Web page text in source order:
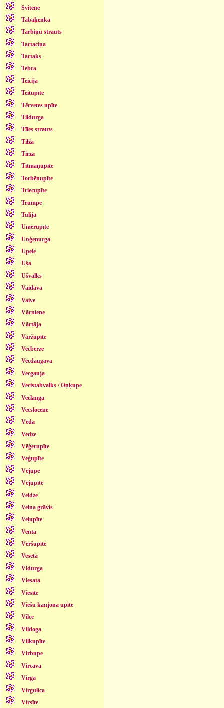
Svitene
Tabaķenka
Tarbiņu strauts
Tartaciņa
Tartaks
Tebra
Teicija
Teitupīte
Tērvetes upīte
Tildurga
Tīles strauts
Tilža
Tirza
Tītmaņupīte
Torbēnupīte
Triecupīte
Trumpe
Tulija
Umerupīte
Unģenurga
Upele
Ūša
Ušvalks
Vaidava
Vaive
Vārniene
Vārtāja
Varžupīte
Vecbērze
Vecdaugava
Vecgauja
Vecistabvalks / Oņķupe
Veclanga
Vecslocene
Vēda
Vedze
Vēģerupīte
Veģupīte
Vējupe
Vējupīte
Veldze
Velna grāvis
Veļupīte
Venta
Vēršupīte
Veseta
Vidurga
Viesata
Viesīte
Viešu kanjona upīte
Vilce
Vildoga
Vilkupīte
Virbupe
Vircava
Virga
Virgulica
Virsīte